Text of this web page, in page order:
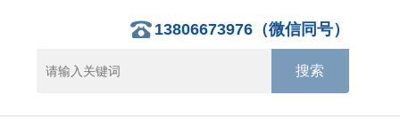
13806673976（微信同号）